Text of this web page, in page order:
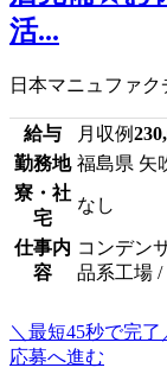
活...
日本マニュファ
給与 月収例
勤務地 福島県 矢
寮・社
宅
なし
仕事内
容
コンデン
品系工場 /
＼最短45秒で完了
応募へ進む